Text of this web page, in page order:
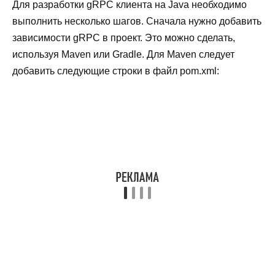
Для разработки gRPC клиента на Java необходимо
выполнить несколько шагов. Сначала нужно добавить
зависимости gRPC в проект. Это можно сделать,
используя Maven или Gradle. Для Maven следует
добавить следующие строки в файл pom.xml: